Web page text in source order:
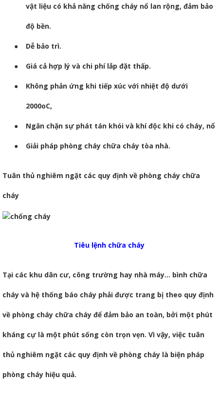
vật liệu có khả năng chống cháy nổ lan rộng, đảm bảo
độ bền.
● Dễ bảo trì.
● Giá cả hợp lý và chi phí lắp đặt thấp.
● Không phản ứng khi tiếp xúc với nhiệt độ dưới
2000oC,
● Ngăn chặn sự phát tán khói và khí độc khi có cháy, nổ
● Giải pháp phòng cháy chữa cháy tòa nhà.
Tuân thủ nghiêm ngặt các quy định về phòng cháy chữa
cháy
Tiêu lệnh chữa cháy
Tại các khu dân cư, công trường hay nhà máy… bình chữa
cháy và hệ thống báo cháy phải được trang bị theo quy định
về phòng cháy chữa cháy để đảm bảo an toàn, bởi một phút
kháng cự là một phút sống còn trọn vẹn. Vì vậy, việc tuân
thủ nghiêm ngặt các quy định về phòng cháy là biện pháp
phòng cháy hiệu quả.